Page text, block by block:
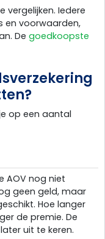
vergelijken. Iedere
en voorwaarden,
De goedkoopste
op een aantal
AOV nog niet
geen geld, maar
Hoe langer
de premie. De
uit te keren.